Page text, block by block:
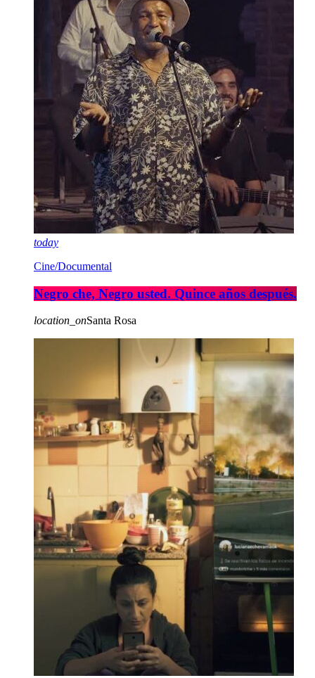
today
Cine/Documental
Negro che, Negro usted. Quince años después.
location_onSanta Rosa